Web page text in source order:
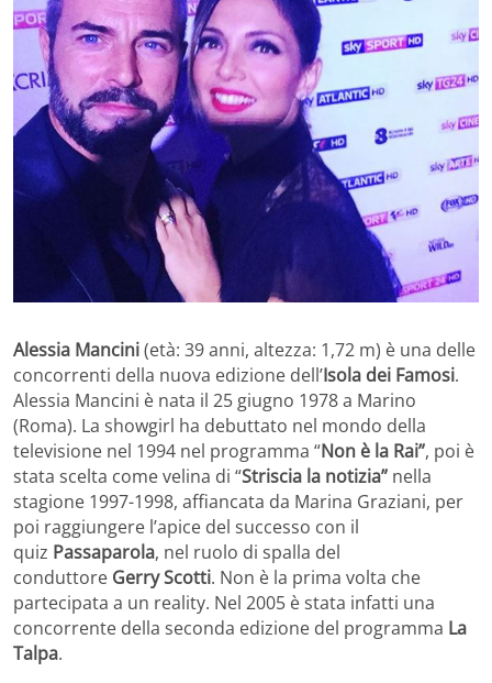
Alessia Mancini(età: 39 anni, altezza: 1,72 m) è una delle
concorrenti della nuova edizione dell’Isola dei Famosi.
Alessia Mancini è nata il 25 giugno 1978 a Marino
(Roma). La showgirl ha debuttato nel mondo della
televisione nel 1994 nel programma “Non è la Rai”, poi è
stata scelta come velina di “Striscia la notizia” nella
stagione 1997-1998, affiancata da Marina Graziani, per
poi raggiungere l’apice del successo con il
quiz Passaparola, nel ruolo di spalla del
conduttore Gerry Scotti. Non è la prima volta che
partecipata a un reality. Nel 2005 è stata infatti una
concorrente della seconda edizione del programma La
Talpa.